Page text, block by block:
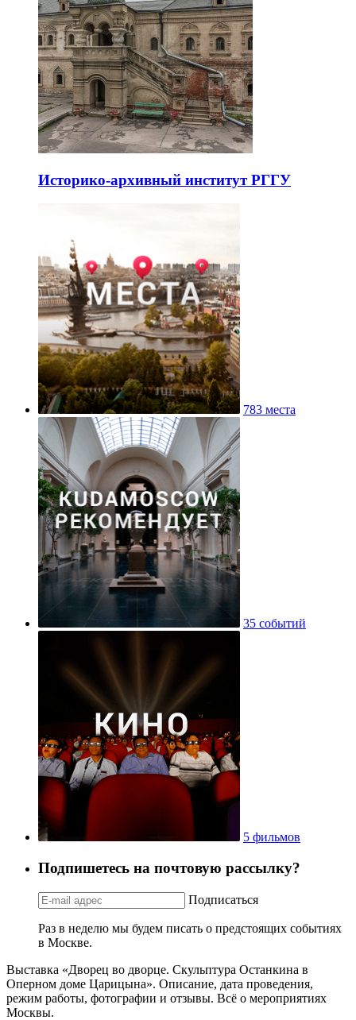
Историко-архивный институт РГГУ
783 места
35 событий
5 фильмов
Подпишетесь на почтовую рассылку?
Подписаться
Раз в неделю мы будем писать о предстоящих событиях
в Москве.
Выставка «Дворец во дворце. Скульптура Останкина в
Оперном доме Царицына». Описание, дата проведения,
режим работы, фотографии и отзывы. Всё о мероприятиях
Москвы.